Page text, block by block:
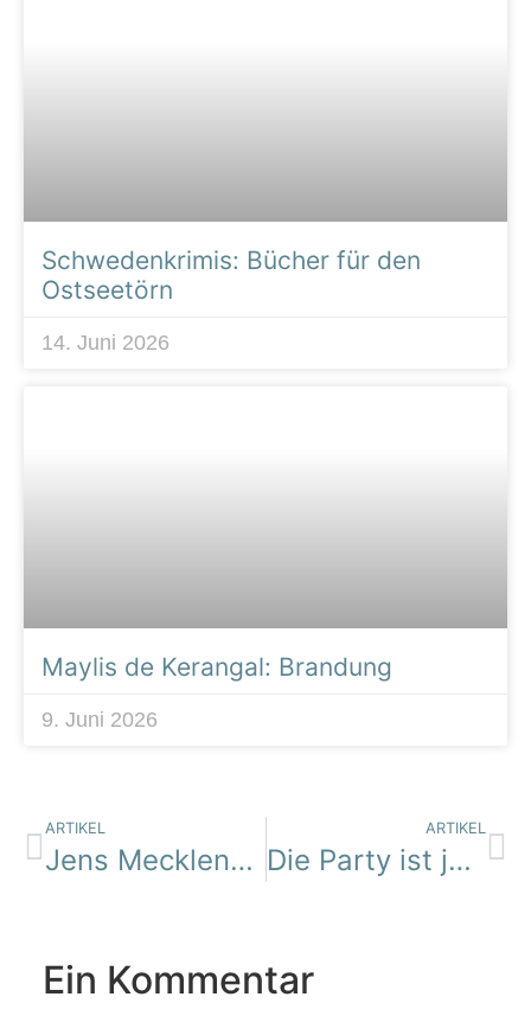
Schwedenkrimis: Bücher für den
Ostseetörn
14. Juni 2026
Maylis de Kerangal: Brandung
9. Juni 2026
ARTIKEL
Jens Mecklenburg: So trinkt der Norden
ARTIKEL
Die Party ist jetzt!
Ein Kommentar